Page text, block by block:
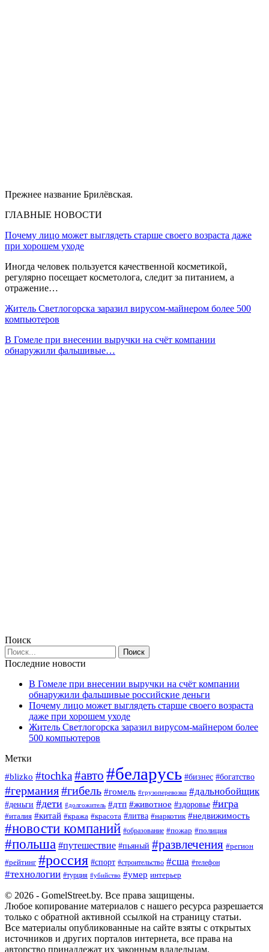
Прежнее название Брилёвская.
ГЛАВНЫЕ НОВОСТИ
Почему лицо может выглядеть старше своего возраста даже
при хорошем уходе
Иногда человек пользуется качественной косметикой,
регулярно посещает косметолога, следит за питанием, а
отражение…
Житель Светлогорска заразил вирусом-майнером более 500
компьютеров
В Гомеле при внесении выручки на счёт компании
обнаружили фальшивые…
Поиск
Последние новости
В Гомеле при внесении выручки на счёт компании
обнаружили фальшивые российские деньги
Почему лицо может выглядеть старше своего возраста
даже при хорошем уходе
Житель Светлогорска заразил вирусом-майнером более
500 компьютеров
Метки
#blizko #tochka#авто #беларусь #бизнес #богатство
#германия#гибель #гомель #грузоперевозки #дальнобойщик
#деньги #дети #долгожитель #дтп #животное #здоровье #игра
#италия #китай #кража #красота #литва #наркотик #недвижимость
#новости компаний #образование #пожар #полиция
#польша #путешествие #пьяный #развлечения #регион
#рейтинг #россия #спорт #строительство #сша #телефон
#технологии #турция #убийство #умер интерьер
© 2026 - GomelStreet.by. Все права защищены.
Любое копирование материалов с нашего ресурса разрешается
только с обратной активной ссылкой на страницу статьи.
Все материалы опубликованные на сайте взяты с открытых
источников и других порталов интернета, все права на
авторство принадлежат их законным владельцам.